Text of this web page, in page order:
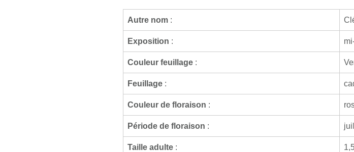
Autre nom :
Exposition :
Couleur feuillage :
Feuillage :
Couleur de floraison :
Période de floraison :
Taille adulte :